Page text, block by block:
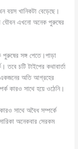
বয়স খানিকটা বেড়েছে।
যৌবন এখনো অনেক পুরুষের
পুরুষের সঙ্গ পেতে।পাড়া
চটি টাইপের কথাবার্তা
অতি আগ্রহের
কারও সাথে হয়ে ওঠেনি।
সাথে অবৈধ সম্পর্কে
অনেকবার সেরকম